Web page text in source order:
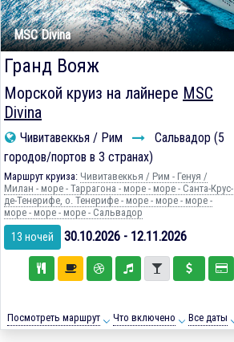
MSC Divina
Гранд Вояж
Морской круиз на лайнере MSC
Divina
Чивитавеккья / Рим
Сальвадор (5
городов/портов в 3 странах)
Маршрут круиза: Чивитавеккья / Рим - Генуя /
Милан - море - Таррагона - море - море - Санта-Крус-
де-Тенерифе, о. Тенерифе - море - море - море -
море - море - море - Сальвадор
13 ночей 30.10.2026 - 12.11.2026
Посмотреть маршрут Что включено Все даты